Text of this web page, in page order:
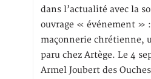
dans l’actualité avec la
ouvrage « événement »
maçonnerie chrétienne,
paru chez Artège. Le 4
Armel Joubert des